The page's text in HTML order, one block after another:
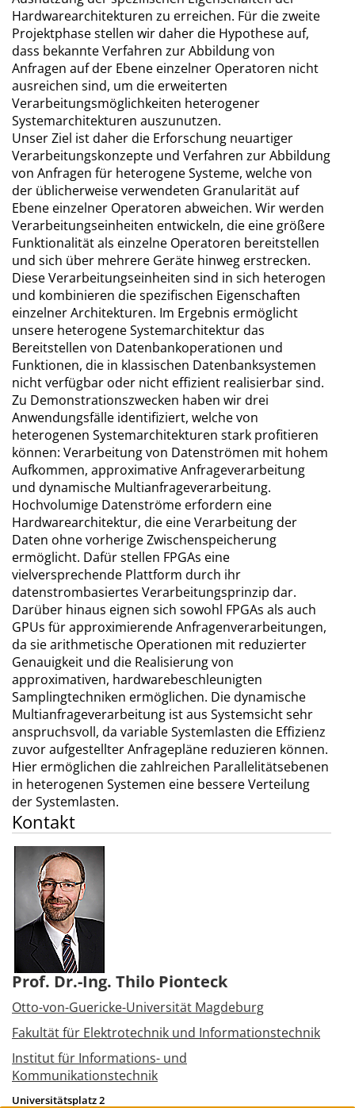
Hardwarearchitekturen zu erreichen. Für die zweite
Projektphase stellen wir daher die Hypothese auf,
dass bekannte Verfahren zur Abbildung von
Anfragen auf der Ebene einzelner Operatoren nicht
ausreichen sind, um die erweiterten
Verarbeitungsmöglichkeiten heterogener
Systemarchitekturen auszunutzen.
Unser Ziel ist daher die Erforschung neuartiger
Verarbeitungskonzepte und Verfahren zur Abbildung
von Anfragen für heterogene Systeme, welche von
der üblicherweise verwendeten Granularität auf
Ebene einzelner Operatoren abweichen. Wir werden
Verarbeitungseinheiten entwickeln, die eine größere
Funktionalität als einzelne Operatoren bereitstellen
und sich über mehrere Geräte hinweg erstrecken.
Diese Verarbeitungseinheiten sind in sich heterogen
und kombinieren die spezifischen Eigenschaften
einzelner Architekturen. Im Ergebnis ermöglicht
unsere heterogene Systemarchitektur das
Bereitstellen von Datenbankoperationen und
Funktionen, die in klassischen Datenbanksystemen
nicht verfügbar oder nicht effizient realisierbar sind.
Zu Demonstrationszwecken haben wir drei
Anwendungsfälle identifiziert, welche von
heterogenen Systemarchitekturen stark profitieren
können: Verarbeitung von Datenströmen mit hohem
Aufkommen, approximative Anfrageverarbeitung
und dynamische Multianfrageverarbeitung.
Hochvolumige Datenströme erfordern eine
Hardwarearchitektur, die eine Verarbeitung der
Daten ohne vorherige Zwischenspeicherung
ermöglicht. Dafür stellen FPGAs eine
vielversprechende Plattform durch ihr
datenstrombasiertes Verarbeitungsprinzip dar.
Darüber hinaus eignen sich sowohl FPGAs als auch
GPUs für approximierende Anfragenverarbeitungen,
da sie arithmetische Operationen mit reduzierter
Genauigkeit und die Realisierung von
approximativen, hardwarebeschleunigten
Samplingtechniken ermöglichen. Die dynamische
Multianfrageverarbeitung ist aus Systemsicht sehr
anspruchsvoll, da variable Systemlasten die Effizienz
zuvor aufgestellter Anfragepläne reduzieren können.
Hier ermöglichen die zahlreichen Parallelitätsebenen
in heterogenen Systemen eine bessere Verteilung
der Systemlasten.
Kontakt
Prof. Dr.-Ing. Thilo Pionteck
Otto-von-Guericke-Universität Magdeburg
Fakultät für Elektrotechnik und Informationstechnik
Institut für Informations- und
Kommunikationstechnik
Universitätsplatz 2